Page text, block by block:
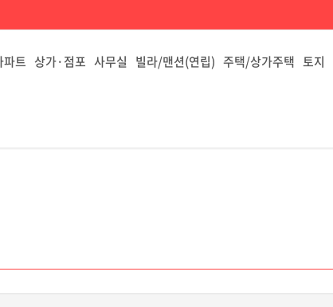
파트 상가·점포 사무실 빌라/맨션(연립) 주택/상가주택 토지